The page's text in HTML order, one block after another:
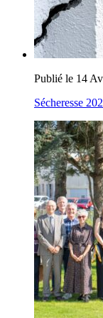
Publié le 14
Sécheresse